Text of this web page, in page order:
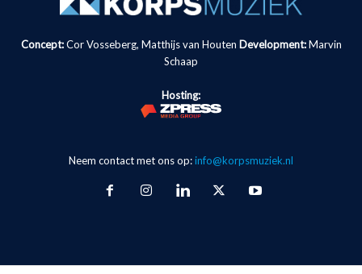
Concept:Cor Vosseberg, Matthijs van Houten Development: Marvin
Schaap
Hosting:
Neem contact met ons op:info@korpsmuziek.nl